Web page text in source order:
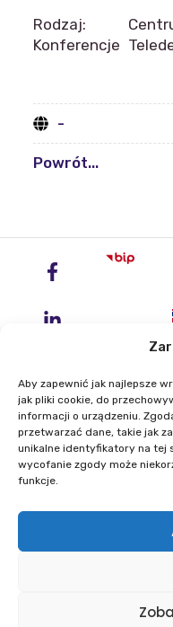
Aby zapewnić jak najlepsze
jak pliki cookie, do
informacji o urządzeniu.
przetwarzać dane, takie jak
unikalne identyfikatory na tej
wycofanie zgody może
funkcje.
Rodzaj:
Konferencje
-
Powrót...
ul.
Telefon: +48 22 329
E-mail:
Plan równości płci